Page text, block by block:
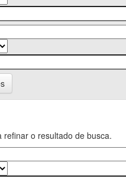
refinar o resultado de busca.